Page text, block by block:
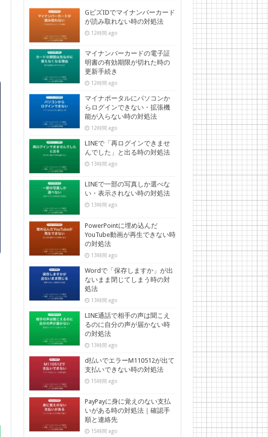
GビズIDでマイナンバーカード
が読み取れない時の対処法
12時間 ago
マイナンバーカードの電子証
明書の有効期限が切れた時の
更新手続き
12時間 ago
マイナポータルにパソコンか
らログインできない・拡張機
能が入らない時の対処法
12時間 ago
LINEで「再ログインできませ
んでした」と出る時の対処法
13時間 ago
LINEで一部の写真しか選べな
い・表示されない時の対処法
13時間 ago
PowerPointに埋め込んだ
YouTube動画が再生できない時
の対処法
13時間 ago
Wordで「保存しますか」が出
ないまま閉じてしまう時の対
処法
13時間 ago
LINE通話で相手の声は聞こえ
るのに自分の声が届かない時
の対処法
13時間 ago
d払いでエラーM110512が出て
支払いできない時の対処法
15時間 ago
PayPayに身に覚えのない支払
いがある時の対処法｜確認手
順と連絡先
15時間 ago